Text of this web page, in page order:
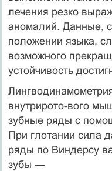
лечения резко
аномалий. Данные,
положении языка,
возможного
устойчивость
внутрирото-вого
зубные ряды с
При глотании сила
ряды по Виндерсу
зубы —